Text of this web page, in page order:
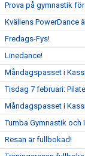
Prova på gymnastik för
Kvällens PowerDance
Fredags-Fys!
Linedance!
Måndagspasset i
Tisdag 7 februari:
Måndagspasset i
Tumba Gymnastik
Resan är fullbokad!